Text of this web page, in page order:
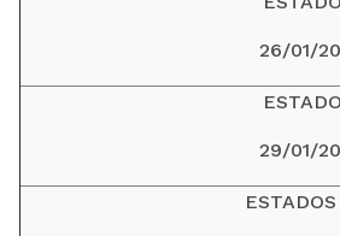
26/01/
29/01/
ESTADOS